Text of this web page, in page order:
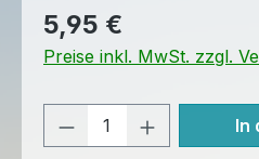
Regulärer Preis:
5,95 €
Preise inkl. MwSt. zzgl.
Produkt Anzahl:In